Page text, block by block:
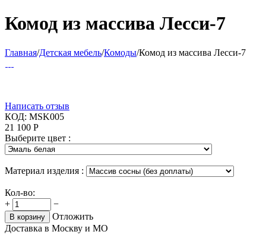
Комод из массива Лесси-7
Главная/Детская мебель/Комоды/Комод из массива Лесси-7
Написать отзыв
КОД: MSK005
21 100 Р
Выберите цвет :
Материал изделия :
Кол-во:
+
−
В корзину
Отложить
Доставка в Москву и МО